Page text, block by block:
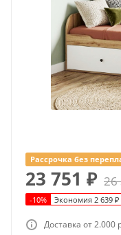
Рассрочка без
23 751 ₽ 26
-10% Экономия 2 639 ₽
Доставка от 2.000